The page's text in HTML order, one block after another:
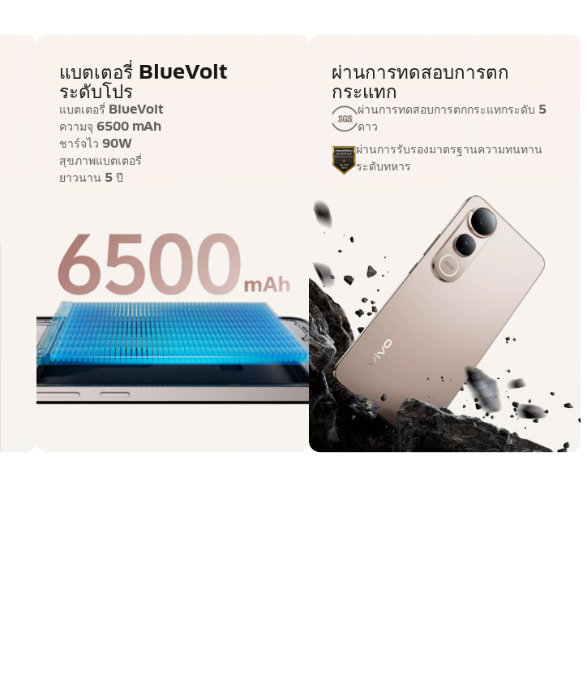
แบตเตอรี่ BlueVolt
ระดับโปร
แบตเตอรี่ BlueVolt
ความจุ 6500 mAh
ชาร์จไว 90W
สุขภาพแบตเตอรี่
ยาวนาน 5 ปี
ผ่านการทดสอบการตก
กระแทก
ผ่านการทดสอบการตกกระแทกระดับ 5
ดาว
ผ่านการรับรองมาตรฐานความทนทาน
ระดับทหาร